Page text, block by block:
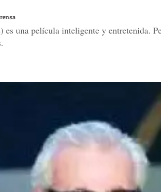
una película inteligente y entretenida.